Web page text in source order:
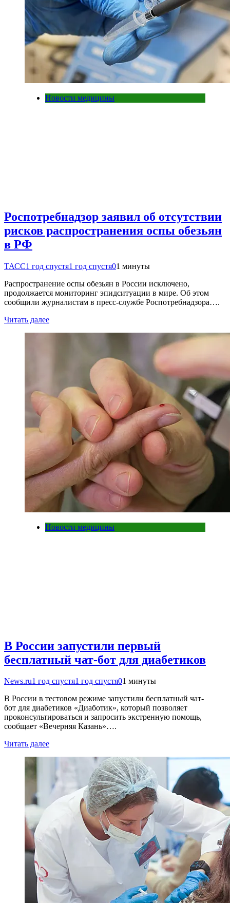
Новости медицины
Роспотребнадзор заявил об отсутствии
рисков распространения оспы обезьян
в РФ
ТАСС1 год спустя1 год спустя01 минуты
Распространение оспы обезьян в России исключено,
продолжается мониторинг эпидситуации в мире. Об этом
сообщили журналистам в пресс-службе Роспотребнадзора….
Читать далее
Новости медицины
В России запустили первый
бесплатный чат-бот для диабетиков
News.ru1 год спустя1 год спустя01 минуты
В России в тестовом режиме запустили бесплатный чат-
бот для диабетиков «Диаботик», который позволяет
проконсультироваться и запросить экстренную помощь,
сообщает «Вечерняя Казань»….
Читать далее